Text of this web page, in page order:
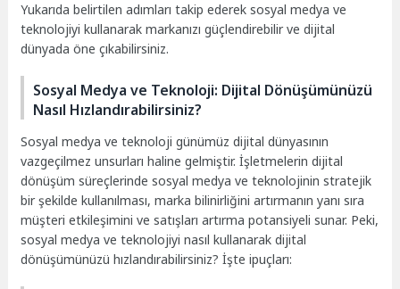
Yukarıda belirtilen adımları takip ederek sosyal medya ve
teknolojiyi kullanarak markanızı güçlendirebilir ve dijital
dünyada öne çıkabilirsiniz.
Sosyal Medya ve Teknoloji: Dijital Dönüşümünüzü
Nasıl Hızlandırabilirsiniz?
Sosyal medya ve teknoloji günümüz dijital dünyasının
vazgeçilmez unsurları haline gelmiştir. İşletmelerin dijital
dönüşüm süreçlerinde sosyal medya ve teknolojinin stratejik
bir şekilde kullanılması, marka bilinirliğini artırmanın yanı sıra
müşteri etkileşimini ve satışları artırma potansiyeli sunar. Peki,
sosyal medya ve teknolojiyi nasıl kullanarak dijital
dönüşümünüzü hızlandırabilirsiniz? İşte ipuçları: